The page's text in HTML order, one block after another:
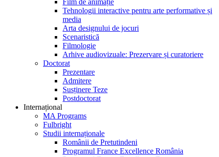
Film de animație
Tehnologii interactive pentru arte performative și
media
Arta designului de jocuri
Scenaristică
Filmologie
Arhive audiovizuale: Prezervare și curatoriere
Doctorat
Prezentare
Admitere
Susținere Teze
Postdoctorat
Internațional
MA Programs
Fulbright
Studii internaționale
Românii de Pretutindeni
Programul France Excellence România